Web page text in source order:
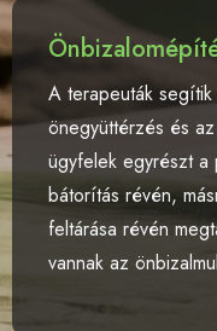
A terapeuták
önegyüttérzés és
ügyfelek egyrészt
bátorítás révén,
feltárása révén
vannak az